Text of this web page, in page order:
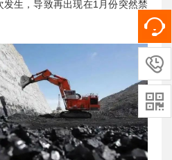
生，导致再出现在1月份突然禁

